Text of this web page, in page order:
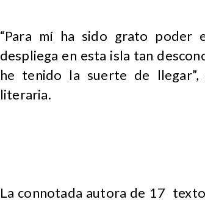
“Para mí ha sido grato poder
despliega en esta isla tan
he tenido la suerte de
literaria.
La connotada autora de 17